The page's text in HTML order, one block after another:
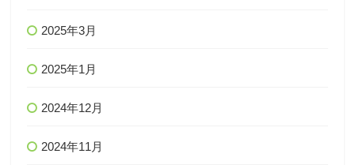
2025年3月
2025年1月
2024年12月
2024年11月